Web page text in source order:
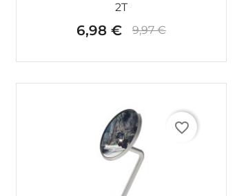
2T
Prix
6,98 €
Prix de base
9,97 €
favorite_border